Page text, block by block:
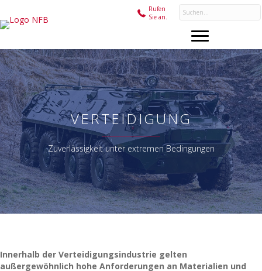
Rufen
Sie an.
VERTEIDIGUNG
Zuverlässigkeit unter extremen Bedingungen
Innerhalb der Verteidigungsindustrie gelten
außergewöhnlich hohe Anforderungen an Materialien und